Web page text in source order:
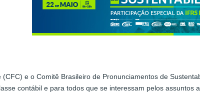
e o Comitê Brasileiro de Pronunciamentos de
contábil e para todos que se interessam pelos